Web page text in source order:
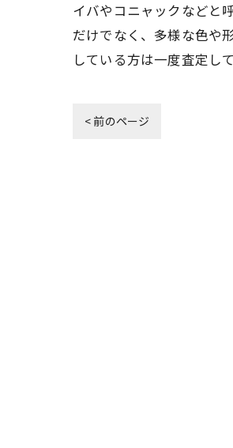
イバやコニャックなどと
だけでなく、多様な色や
している方は一度査定し
< 前のページ